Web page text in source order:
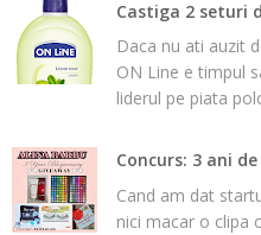
Castiga 2 seturi
Daca nu ati auzit
ON Line e timpul
liderul pe piata
Concurs: 3 ani
Cand am dat
nici macar o clipa